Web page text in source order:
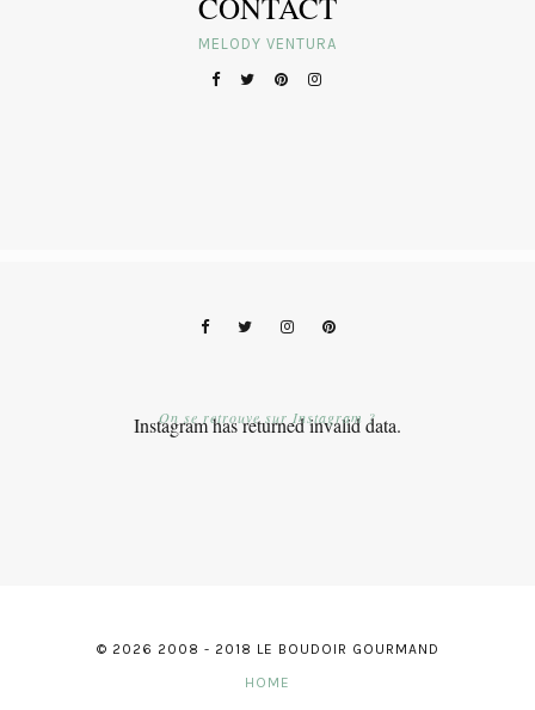
CONTACT
MELODY VENTURA
Instagram has returned invalid data.
On se retrouve sur Instagram ?
© 2026 2008 - 2018 LE BOUDOIR GOURMAND
HOME